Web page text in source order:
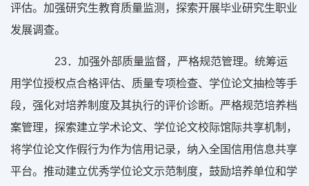
评估。加强研究生教育质量监测，探索开展毕业研究生职业
发展调查。
23．加强外部质量监督，严格规范管理。统筹运
用学位授权点合格评估、质量专项检查、学位论文抽检等手
段，强化对培养制度及其执行的评价诊断。严格规范培养档
案管理，探索建立学术论文、学位论文校际馆际共享机制，
将学位论文作假行为作为信用记录，纳入全国信用信息共享
平台。推动建立优秀学位论文示范制度，鼓励培养单位和学